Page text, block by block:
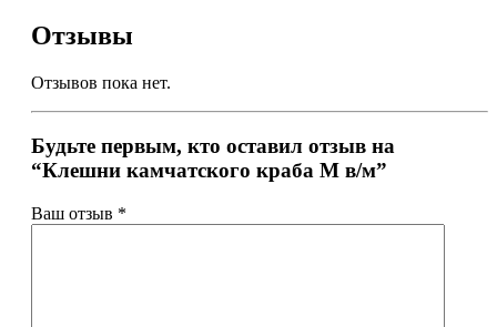
Отзывы
Отзывов пока нет.
Будьте первым, кто оставил отзыв на
“Клешни камчатского краба M в/м”
Ваш отзыв *